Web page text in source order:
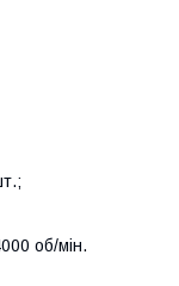
об/мін.